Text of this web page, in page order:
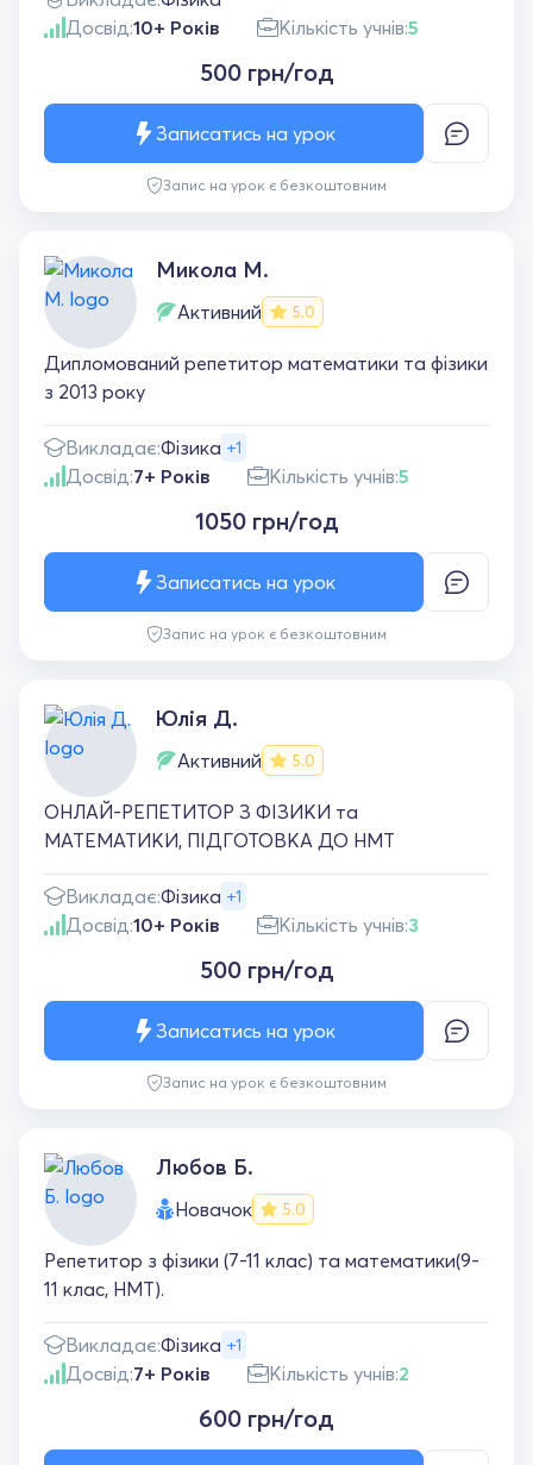
Досвід:10+ Років Кількість учнів:5
500 грн/год
Запис на урок є безкоштовним
Записатись на урок
Микола М.
Активний 5.0
Дипломований репетитор математики та фізики
з 2013 року
Викладає:Фізика +1
Досвід:7+ Років Кількість учнів:5
1050 грн/год
Запис на урок є безкоштовним
Записатись на урок
Юлія Д.
Активний 5.0
ОНЛАЙ-РЕПЕТИТОР З ФІЗИКИ та
МАТЕМАТИКИ, ПІДГОТОВКА ДО НМТ
Викладає:Фізика +1
Досвід:10+ Років Кількість учнів:3
500 грн/год
Запис на урок є безкоштовним
Записатись на урок
Любов Б.
Новачок 5.0
Репетитор з фізики (7-11 клас) та математики(9-
11 клас, НМТ).
Викладає:Фізика +1
Досвід:7+ Років Кількість учнів:2
600 грн/год